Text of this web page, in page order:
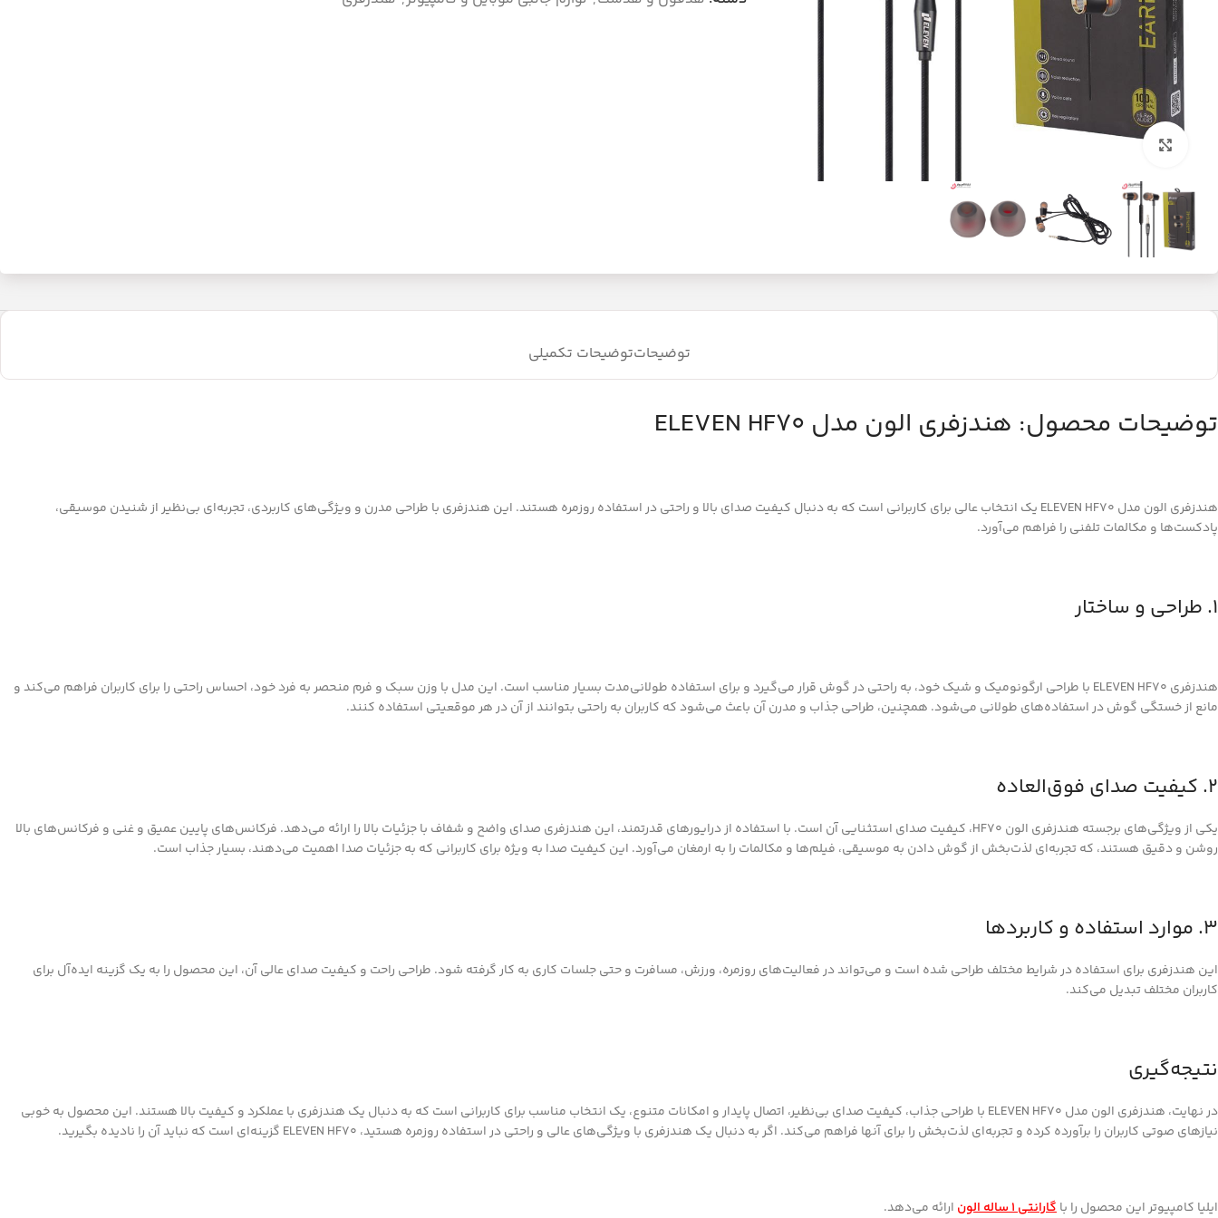
بزرگنمایی تصویر
توضیحاتتوضیحات تکمیلی
توضیحات محصول: هندزفری الون مدل ELEVEN HF70
هندزفری الون مدل ELEVEN HF70 یک انتخاب عالی برای کاربرانی است که به دنبال کیفیت صدای بالا و راحتی در استفاده روزمره هستند. این هندزفری با طراحی مدرن و ویژگی‌های کاربردی، تجربه‌ای بی‌نظیر از شنیدن موسیقی،
پادکست‌ها و مکالمات تلفنی را فراهم می‌آورد.
1. طراحی و ساختار
هندزفری ELEVEN HF70 با طراحی ارگونومیک و شیک خود، به راحتی در گوش قرار می‌گیرد و برای استفاده طولانی‌مدت بسیار مناسب است. این مدل با وزن سبک و فرم منحصر به فرد خود، احساس راحتی را برای کاربران فراهم می‌کند و
مانع از خستگی گوش در استفاده‌های طولانی می‌شود. همچنین، طراحی جذاب و مدرن آن باعث می‌شود که کاربران به راحتی بتوانند از آن در هر موقعیتی استفاده کنند.
2. کیفیت صدای فوق‌العاده
یکی از ویژگی‌های برجسته هندزفری الون HF70، کیفیت صدای استثنایی آن است. با استفاده از درایورهای قدرتمند، این هندزفری صدای واضح و شفاف با جزئیات بالا را ارائه می‌دهد. فرکانس‌های پایین عمیق و غنی و فرکانس‌های بالا
روشن و دقیق هستند، که تجربه‌ای لذت‌بخش از گوش دادن به موسیقی، فیلم‌ها و مکالمات را به ارمغان می‌آورد. این کیفیت صدا به ویژه برای کاربرانی که به جزئیات صدا اهمیت می‌دهند، بسیار جذاب است.
3. موارد استفاده و کاربردها
این هندزفری برای استفاده در شرایط مختلف طراحی شده است و می‌تواند در فعالیت‌های روزمره، ورزش، مسافرت و حتی جلسات کاری به کار گرفته شود. طراحی راحت و کیفیت صدای عالی آن، این محصول را به یک گزینه ایده‌آل برای
کاربران مختلف تبدیل می‌کند.
نتیجه‌گیری
در نهایت، هندزفری الون مدل ELEVEN HF70 با طراحی جذاب، کیفیت صدای بی‌نظیر، اتصال پایدار و امکانات متنوع، یک انتخاب مناسب برای کاربرانی است که به دنبال یک هندزفری با عملکرد و کیفیت بالا هستند. این محصول به خوبی
نیازهای صوتی کاربران را برآورده کرده و تجربه‌ای لذت‌بخش را برای آنها فراهم می‌کند. اگر به دنبال یک هندزفری با ویژگی‌های عالی و راحتی در استفاده روزمره هستید، ELEVEN HF70 گزینه‌ای است که نباید آن را نادیده بگیرید.
ایلیا کامپیوتر این محصول را باگارانتی 1 ساله الون ارائه می‌دهد.